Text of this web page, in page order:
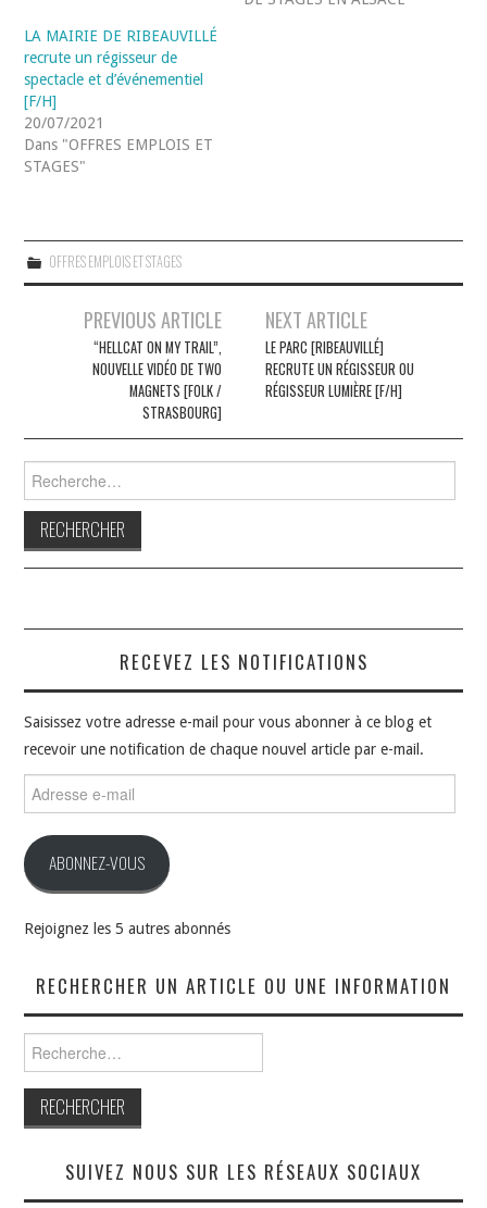
LA MAIRIE DE RIBEAUVILLÉ
recrute un régisseur de
spectacle et d’événementiel
[F/H]
20/07/2021
Dans "OFFRES EMPLOIS ET
STAGES"
OFFRES EMPLOIS ET STAGES
NavigationPREVIOUS ARTICLE
“HELLCAT ON MY TRAIL”,
NOUVELLE VIDÉO DE TWO
MAGNETS [FOLK /
STRASBOURG]
NEXT ARTICLE
LE PARC [RIBEAUVILLÉ]
RECRUTE UN RÉGISSEUR OU
RÉGISSEUR LUMIÈRE [F/H]
RECEVEZ LES NOTIFICATIONS
Saisissez votre adresse e-mail pour vous abonner à ce blog et
recevoir une notification de chaque nouvel article par e-mail.
e-
ABONNEZ-VOUS
Rejoignez les 5 autres abonnés
RECHERCHER UN ARTICLE OU UNE INFORMATION
SUIVEZ NOUS SUR LES RÉSEAUX SOCIAUX